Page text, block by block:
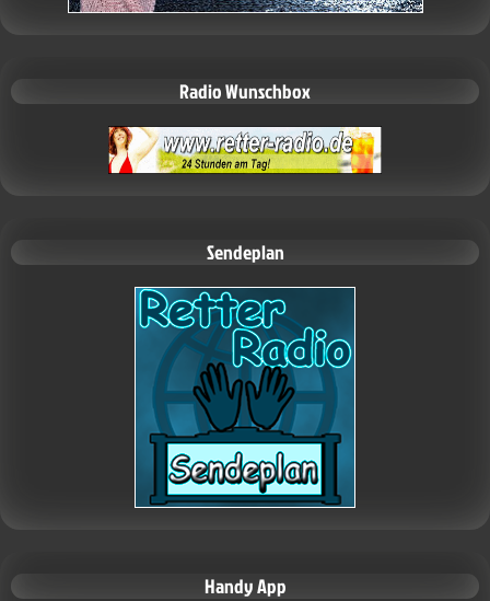
Radio Wunschbox
Sendeplan
Handy App